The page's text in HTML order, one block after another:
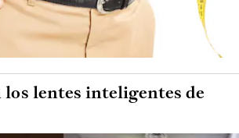
lentes inteligentes de